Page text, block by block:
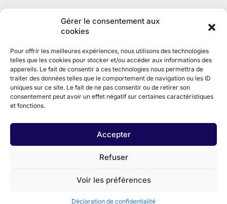
Gérer le consentement aux
cookies
Pour offrir les meilleures expériences, nous utilisons des technologies
telles que les cookies pour stocker et/ou accéder aux informations des
appareils. Le fait de consentir à ces technologies nous permettra de
traiter des données telles que le comportement de navigation ou les ID
uniques sur ce site. Le fait de ne pas consentir ou de retirer son
consentement peut avoir un effet négatif sur certaines caractéristiques
et fonctions.
Accepter
Refuser
Voir les préférences
Déclaration de confidentialité